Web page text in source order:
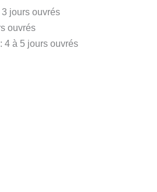
3 jours ouvrés
ouvrés
: 4 à 5 jours ouvrés